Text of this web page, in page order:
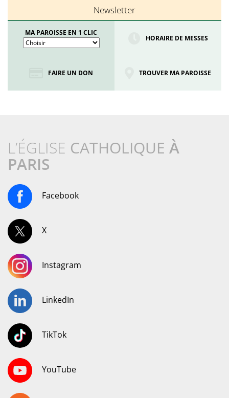
Newsletter
MA PAROISSE EN 1 CLIC
HORAIRE DE MESSES
FAIRE UN DON TROUVER MA PAROISSE
L’ÉGLISE CATHOLIQUE À
PARIS
Facebook
X
Instagram
LinkedIn
TikTok
YouTube